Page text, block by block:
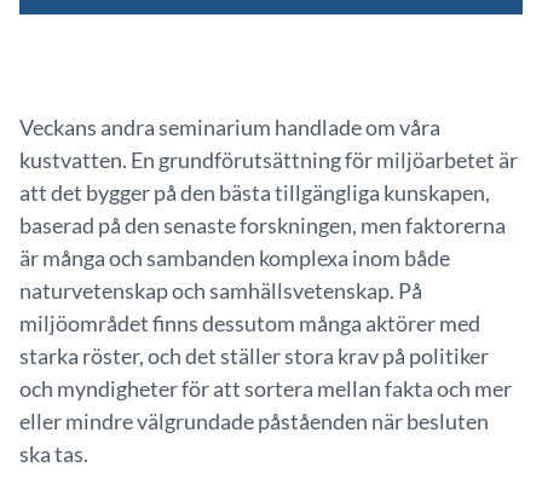
Veckans andra seminarium handlade om våra
kustvatten. En grundförutsättning för miljöarbetet är
att det bygger på den bästa tillgängliga kunskapen,
baserad på den senaste forskningen, men faktorerna
är många och sambanden komplexa inom både
naturvetenskap och samhällsvetenskap. På
miljöområdet finns dessutom många aktörer med
starka röster, och det ställer stora krav på politiker
och myndigheter för att sortera mellan fakta och mer
eller mindre välgrundade påståenden när besluten
ska tas.